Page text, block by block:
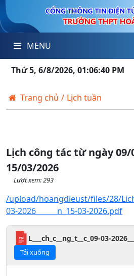
MENU
Thứ 5, 6/8/2026, 01:06:41 PM
Trang chủ / Lịch tuần
Lịch công tác từ ngày 09/
15/03/2026
Lượt xem: 293
/upload/hoangdieust/files/28/
03-2026______n_15-03-2026.pdf
L___ch_c__ng_t__c_09-03-
Tải xuống